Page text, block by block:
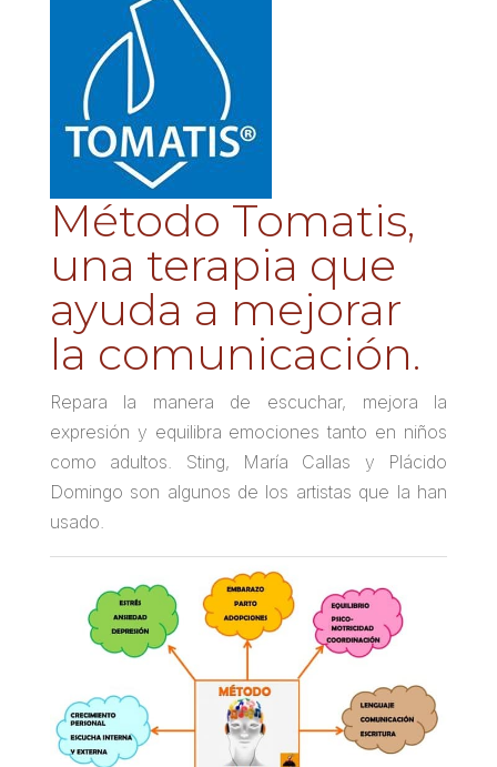
Método Tomatis,
una terapia que
ayuda a mejorar
la comunicación.
Repara la manera de escuchar, mejora la
expresión y equilibra emociones tanto en niños
como adultos. Sting, María Callas y Plácido
Domingo son algunos de los artistas que la han
usado.